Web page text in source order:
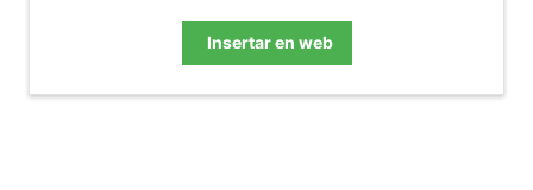
Insertar en web